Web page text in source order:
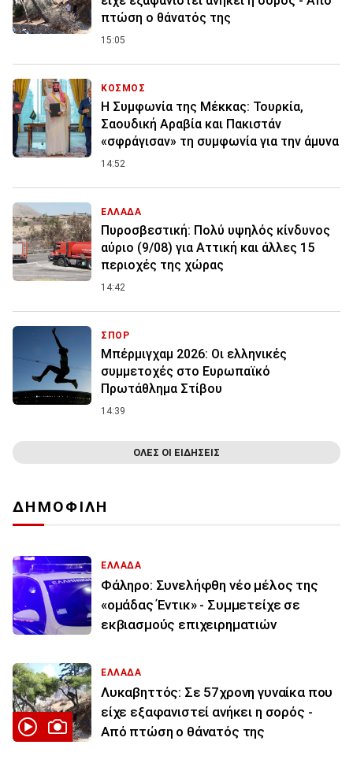
πτώση ο θάνατός της
15:05
ΚΟΣΜΟΣ
Η Συμφωνία της Μέκκας: Τουρκία,
Σαουδική Αραβία και Πακιστάν
«σφράγισαν» τη συμφωνία για την άμυνα
14:52
ΕΛΛΑΔΑ
Πυροσβεστική: Πολύ υψηλός κίνδυνος
αύριο (9/08) για Αττική και άλλες 15
περιοχές της χώρας
14:42
ΣΠΟΡ
Μπέρμιγχαμ 2026: Οι ελληνικές
συμμετοχές στο Ευρωπαϊκό
Πρωτάθλημα Στίβου
14:39
ΟΛΕΣ ΟΙ ΕΙΔΗΣΕΙΣ
ΔΗΜΟΦΙΛΗ
ΕΛΛΑΔΑ
Φάληρο: Συνελήφθη νέο μέλος της
«ομάδας Έντικ» - Συμμετείχε σε
εκβιασμούς επιχειρηματιών
ΕΛΛΑΔΑ
Λυκαβηττός: Σε 57χρονη γυναίκα που
είχε εξαφανιστεί ανήκει η σορός -
Από πτώση ο θάνατός της